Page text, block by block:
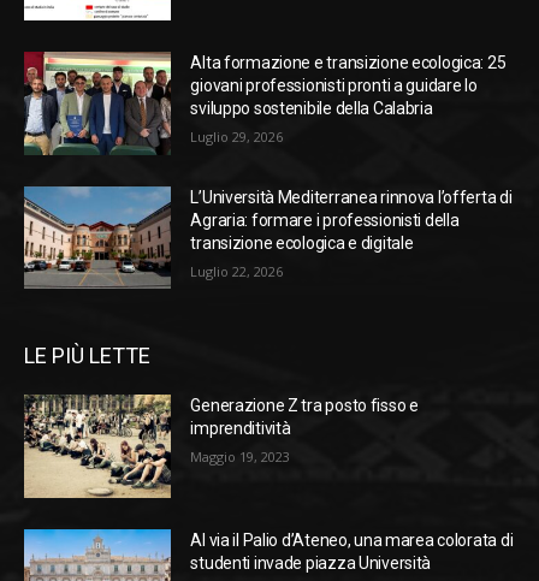
Alta formazione e transizione ecologica: 25
giovani professionisti pronti a guidare lo
sviluppo sostenibile della Calabria
Luglio 29, 2026
L’Università Mediterranea rinnova l’offerta di
Agraria: formare i professionisti della
transizione ecologica e digitale
Luglio 22, 2026
LE PIÙ LETTE
Generazione Z tra posto fisso e
imprenditività
Maggio 19, 2023
Al via il Palio d’Ateneo, una marea colorata di
studenti invade piazza Università